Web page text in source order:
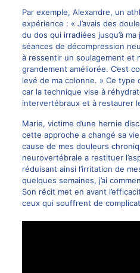
Par exemple, Alexandre, un
expérience : « J’avais des
du dos qui irradiées jusqu’à
séances de décompression
à ressentir un soulagement et
grandement améliorée. C’est
levé de ma colonne. » Ce
car la technique vise à
intervertébraux et à restaurer
Marie, victime d’une hernie
cette approche a changé sa
cause de mes douleurs
neurovertébrale a restituer
réduisant ainsi l’irritation de
quelques semaines, j’ai
Son récit met en avant
ceux qui souffrent de